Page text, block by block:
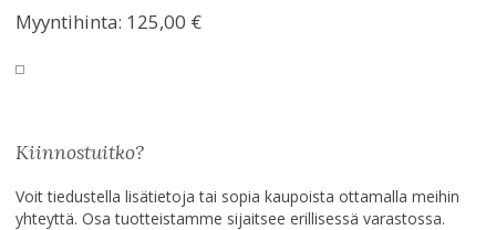
Myyntihinta: 125,00 €
Kiinnostuitko?
Voit tiedustella lisätietoja tai sopia kaupoista ottamalla meihin
yhteyttä. Osa tuotteistamme sijaitsee erillisessä varastossa.